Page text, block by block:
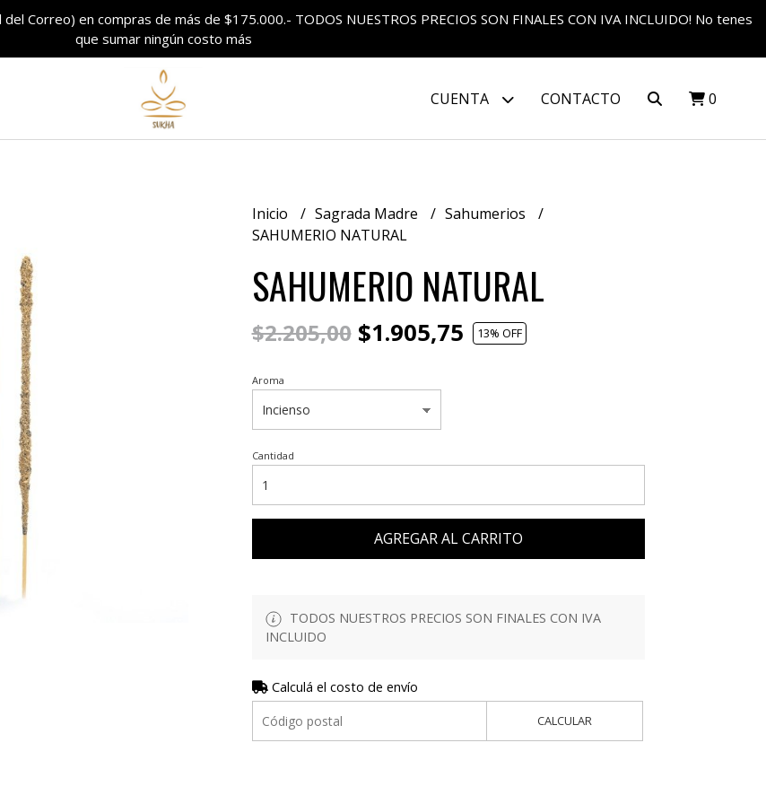
Correo) en compras de más de $175.000.- TODOS NUESTROS PRECIOS SON FINALES CON IVA INCLUIDO! No tenes
que sumar ningún costo más
CUENTA CONTACTO 0
Inicio Sagrada Madre
Sahumerios
SAHUMERIO NATURAL
SAHUMERIO NATURAL
$2.205,00$1.905,75 13% OFF
Aroma
Cantidad
AGREGAR AL CARRITO
TODOS NUESTROS PRECIOS SON FINALES CON IVA
INCLUIDO
Calculá el costo de envío
CALCULAR